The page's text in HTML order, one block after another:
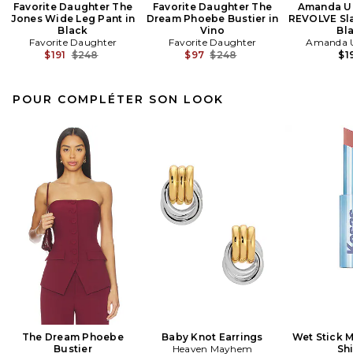
Favorite Daughter The
Jones Wide Leg Pant in
Black
Favorite Daughter
$191 Previous price:
$248
Favorite Daughter The
Dream Phoebe Bustier in
Vino
Favorite Daughter
$97 Previous price:
$248
Amanda
REVOLVE
Amanda
POUR COMPLÉTER SON LOOK
The Dream Phoebe
Bustier
Baby Knot Earrings
Heaven Mayhem
Wet Stick